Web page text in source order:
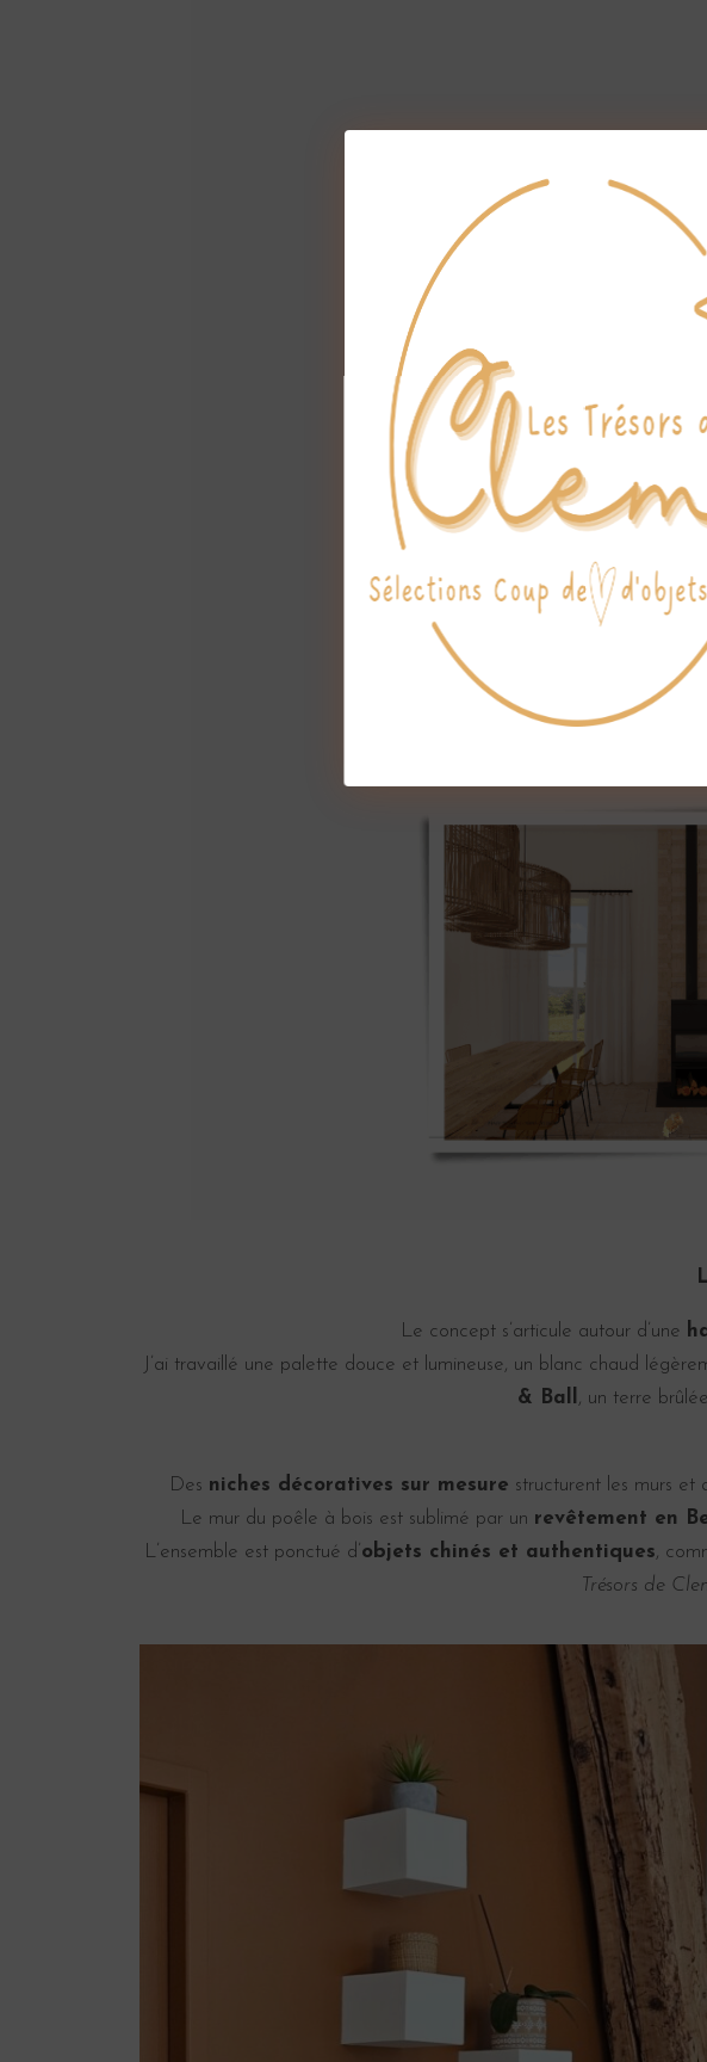
Le concept s’articule autour d’une
J’ai travaillé une palette douce et lumineuse, un blanc chaud
& Ball , un terre
Des niches décoratives sur mesure structurent les murs et
Le mur du poêle à bois est sublimé par un revêtement en
L’ensemble est ponctué d’objets chinés et authentiques,
Trésors de